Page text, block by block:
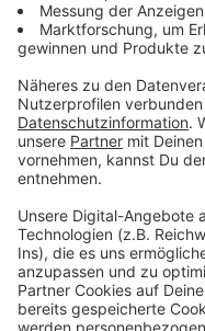
wiki - Hintergründe
Das "Cradle"
Hintergründe zum
Das geplante, neue
Anzeige